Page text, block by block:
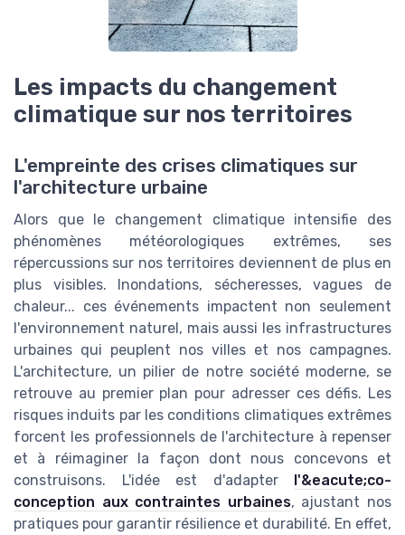
Les impacts du changement
climatique sur nos territoires
L'empreinte des crises climatiques sur
l'architecture urbaine
Alors que le changement climatique intensifie des
phénomènes météorologiques extrêmes, ses
répercussions sur nos territoires deviennent de plus en
plus visibles. Inondations, sécheresses, vagues de
chaleur... ces événements impactent non seulement
l'environnement naturel, mais aussi les infrastructures
urbaines qui peuplent nos villes et nos campagnes.
L'architecture, un pilier de notre société moderne, se
retrouve au premier plan pour adresser ces défis. Les
risques induits par les conditions climatiques extrêmes
forcent les professionnels de l'architecture à repenser
et à réimaginer la façon dont nous concevons et
construisons. L'idée est d'adapter l'&eacute;co-
conception aux contraintes urbaines, ajustant nos
pratiques pour garantir résilience et durabilité. En effet,